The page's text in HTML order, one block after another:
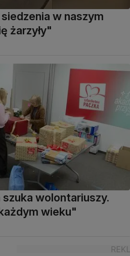
w naszym
żarzyły"
wolontariuszy.
wieku"